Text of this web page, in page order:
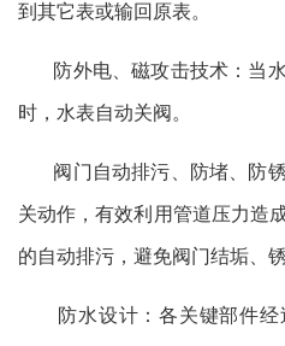
到其它表或输回原表。
防外电、磁攻击技术：当水
时，水表自动关阀。
阀门自动排污、防堵、防锈
关动作，有效利用管道压力造
的自动排污，避免阀门结垢、
防水设计：各关键部件经